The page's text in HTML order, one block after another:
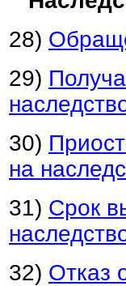
28)
29)
30)
на
31) Срок
32) Отказ